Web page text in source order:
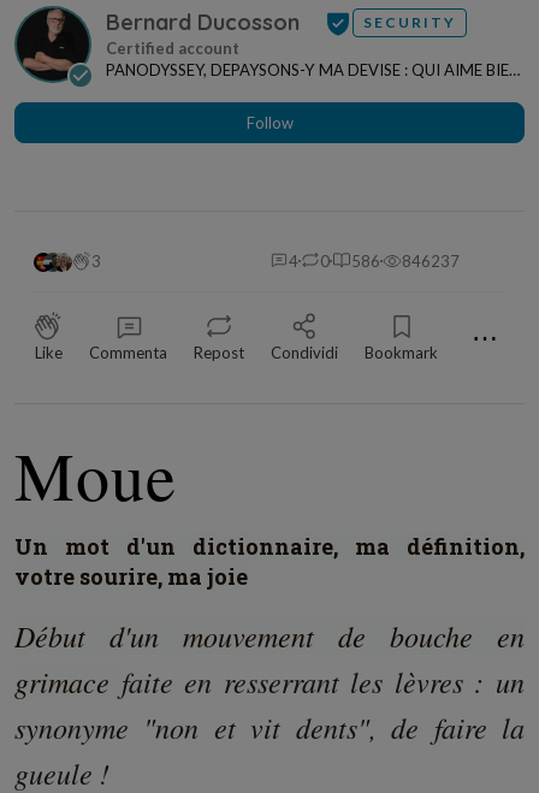
Bernard Ducosson SECURITY
PANODYSSEY, DEPAYSONS-Y MA DEVISE : QUI AIME BIEN,
Follow
3 4 0 586 846237
Like Commenta Repost Condividi Bookmark ⋯
Moue
Un mot d'un dictionnaire, ma définition,
votre sourire, ma joie
Début d'un mouvement de bouche en
grimace faite en resserrant les lèvres : un
synonyme "non et vit dents", de faire la
gueule !